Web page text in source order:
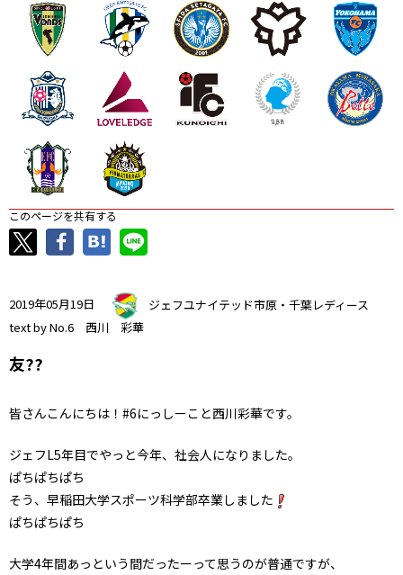
このページを共有する
2019年05月19日
ジェフユナイテッド市原・千葉レディース
text by No.6 西川 彩華
友??
皆さんこんにちは！#6にっしーこと西川彩華です。
ジェフL5年目でやっと今年、社会人になりました。
ぱちぱちぱち
そう、早稲田大学スポーツ科学部卒業しました
ぱちぱちぱち
大学4年間あっという間だったーって思うのが普通ですが、